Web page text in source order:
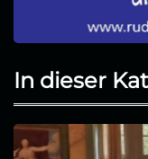
In dieser